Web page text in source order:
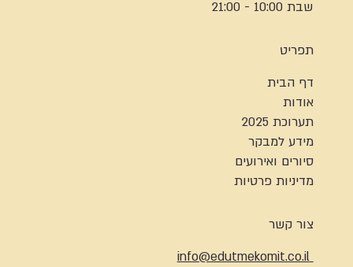
שבת 10:00 - 21:00
תפריט
דף הבית
אודות
תערוכת 2025
מידע למבקר
סיורים ואירועים
מדיניות פרטיות
צור קשר
info@edutmekomit.co.il